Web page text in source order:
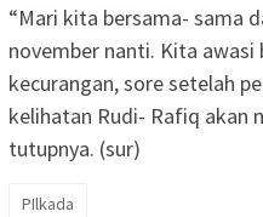
“Mari kita bersama- sama
november nanti. Kita awasi
kecurangan, sore setelah
kelihatan Rudi- Rafiq akan
tutupnya. (sur)
PIlkada